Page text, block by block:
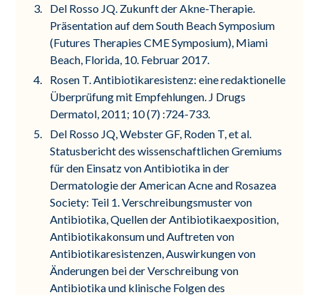
Del Rosso JQ. Zukunft der Akne-Therapie.
Präsentation auf dem South Beach Symposium
(Futures Therapies CME Symposium), Miami
Beach, Florida, 10. Februar 2017.
Rosen T. Antibiotikaresistenz: eine redaktionelle
Überprüfung mit Empfehlungen. J Drugs
Dermatol, 2011; 10 (7) :724-733.
Del Rosso JQ, Webster GF, Roden T, et al.
Statusbericht des wissenschaftlichen Gremiums
für den Einsatz von Antibiotika in der
Dermatologie der American Acne and Rosazea
Society: Teil 1. Verschreibungsmuster von
Antibiotika, Quellen der Antibiotikaexposition,
Antibiotikakonsum und Auftreten von
Antibiotikaresistenzen, Auswirkungen von
Änderungen bei der Verschreibung von
Antibiotika und klinische Folgen des